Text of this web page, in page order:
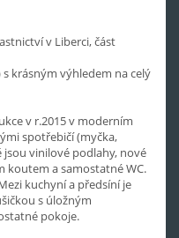
v Liberci, část
krásným výhledem na celý
v r.2015 v moderním
spotřebičí (myčka,
vinilové podlahy, nové
koutem a samostatné WC.
kuchyní a předsíní je
s úložným
pokoje.